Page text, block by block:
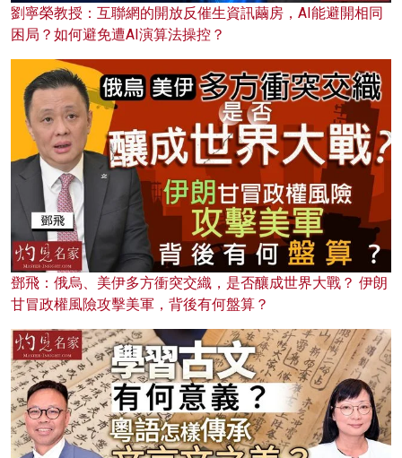
劉寧榮教授：互聯網的開放反催生資訊繭房，AI能避開相同
困局？如何避免遭AI演算法操控？
鄧飛：俄烏、美伊多方衝突交織，是否釀成世界大戰？ 伊朗
甘冒政權風險攻擊美軍，背後有何盤算？